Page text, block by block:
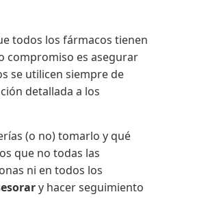
todos los fármacos tienen
compromiso es asegurar
se utilicen siempre de
detallada a los
(o no) tomarlo y qué
que no todas las
ni en todos los
y hacer seguimiento